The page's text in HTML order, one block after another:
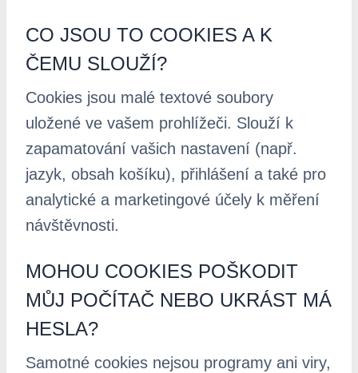
CO JSOU TO COOKIES A K
ČEMU SLOUŽÍ?
Cookies jsou malé textové soubory
uložené ve vašem prohlížeči. Slouží k
zapamatování vašich nastavení (např.
jazyk, obsah košíku), přihlášení a také pro
analytické a marketingové účely k měření
návštěvnosti.
MOHOU COOKIES POŠKODIT
MŮJ POČÍTAČ NEBO UKRÁST MÁ
HESLA?
Samotné cookies nejsou programy ani viry,